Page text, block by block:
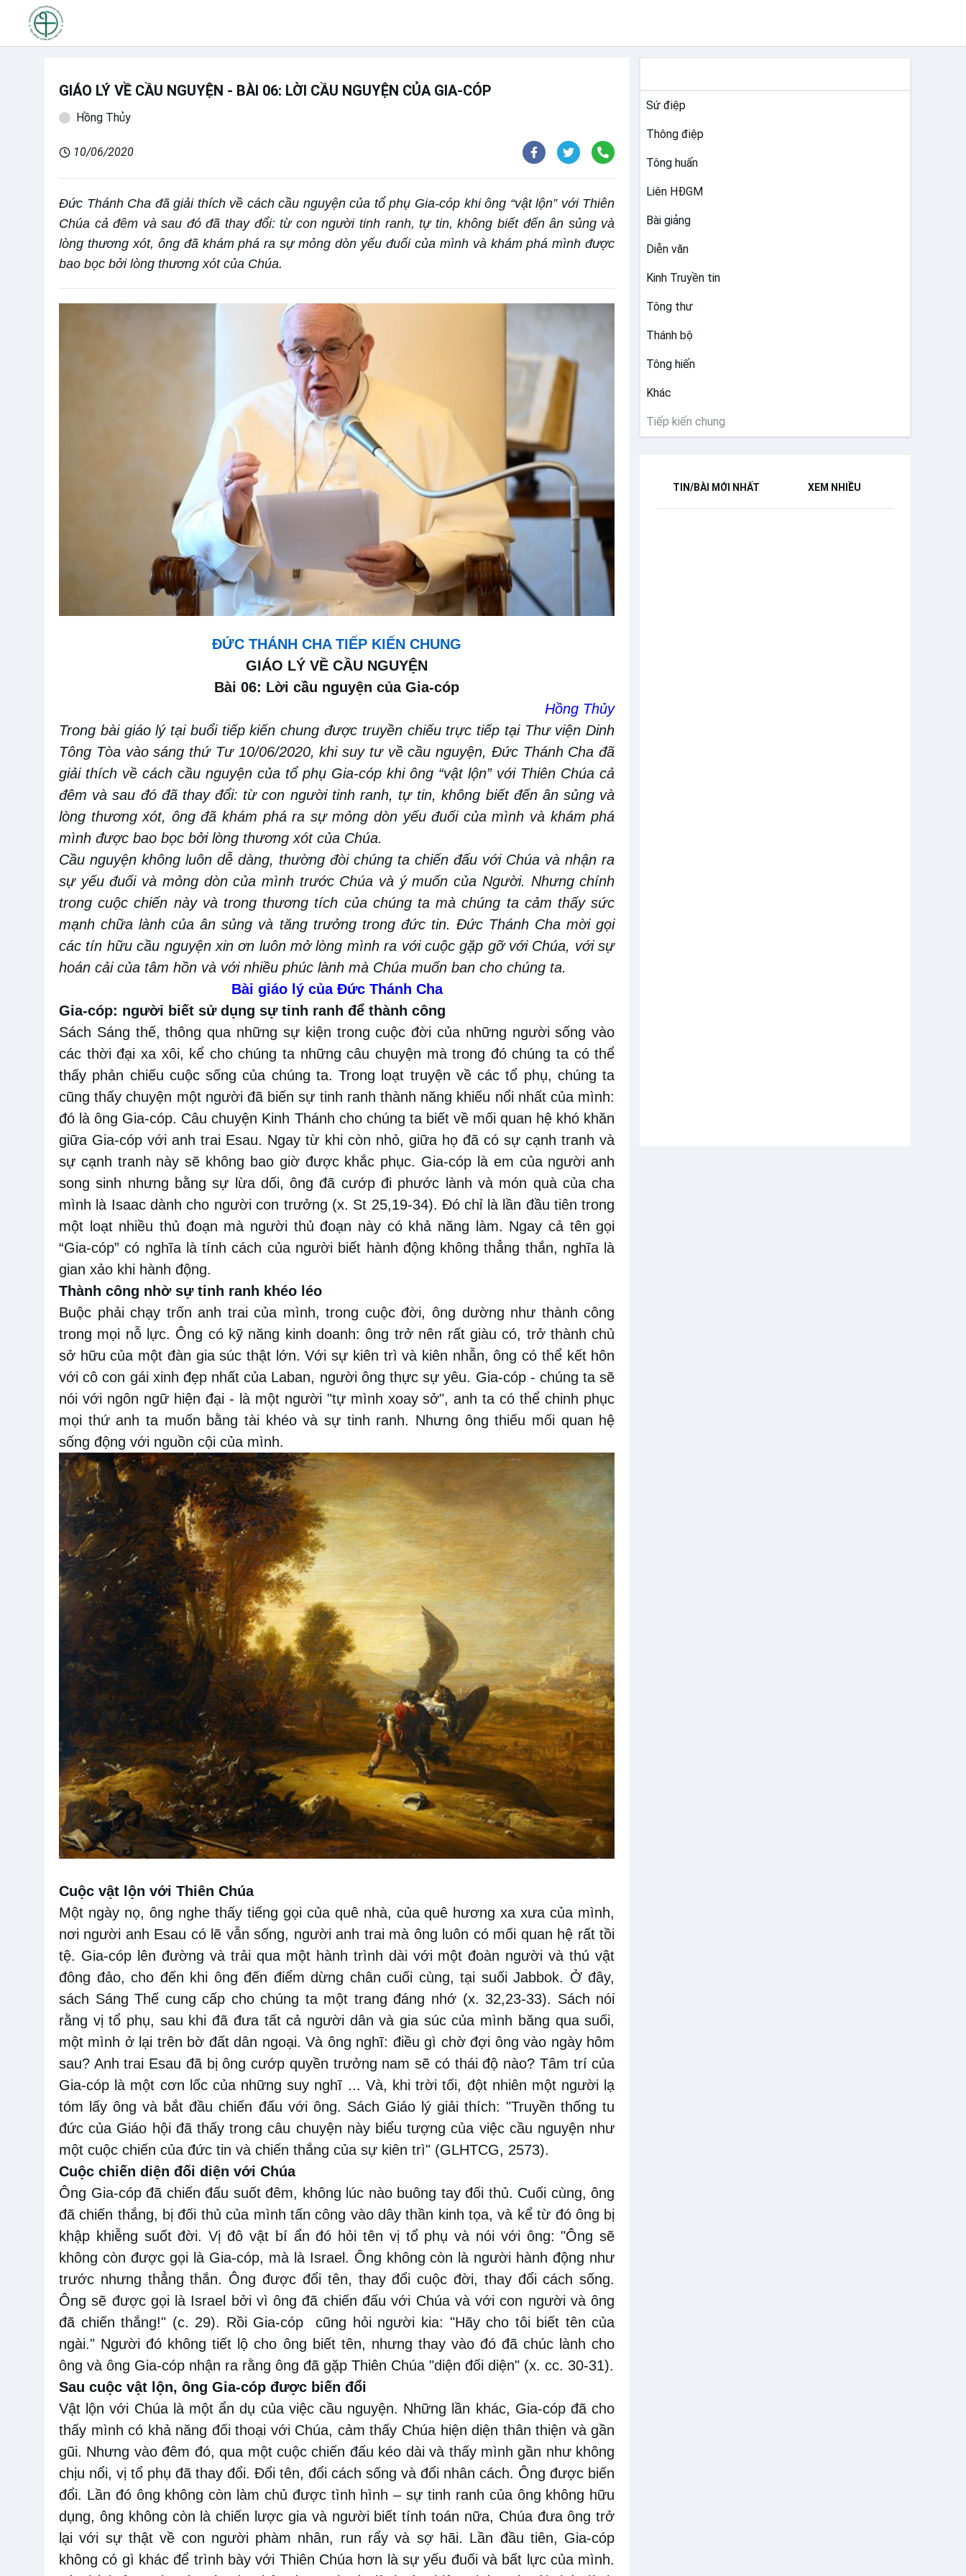
GIÁO LÝ VỀ CẦU NGUYỆN - BÀI 06: LỜI CẦU NGUYỆN CỦA GIA-CÓP
Hồng Thủy
10/06/2020
Đức Thánh Cha đã giải thích về cách cầu nguyện của tổ phụ Gia-cóp khi ông “vật lộn” với Thiên
Chúa cả đêm và sau đó đã thay đổi: từ con người tinh ranh, tự tin, không biết đến ân sủng và
lòng thương xót, ông đã khám phá ra sự mỏng dòn yếu đuối của mình và khám phá mình được
bao bọc bởi lòng thương xót của Chúa.
ĐỨC THÁNH CHA TIẾP KIẾN CHUNG
GIÁO LÝ VỀ CẦU NGUYỆN
Bài 06: Lời cầu nguyện của Gia-cóp
Hồng Thủy
Trong bài giáo lý tại buổi tiếp kiến chung được truyền chiếu trực tiếp tại Thư viện Dinh
Tông Tòa vào sáng thứ Tư 10/06/2020, khi suy tư về cầu nguyện, Đức Thánh Cha đã
giải thích về cách cầu nguyện của tổ phụ Gia-cóp khi ông “vật lộn” với Thiên Chúa cả
đêm và sau đó đã thay đổi: từ con người tinh ranh, tự tin, không biết đến ân sủng và
lòng thương xót, ông đã khám phá ra sự mỏng dòn yếu đuối của mình và khám phá
mình được bao bọc bởi lòng thương xót của Chúa.
Cầu nguyện không luôn dễ dàng, thường đòi chúng ta chiến đấu với Chúa và nhận ra
sự yếu đuối và mỏng dòn của mình trước Chúa và ý muốn của Người. Nhưng chính
trong cuộc chiến này và trong thương tích của chúng ta mà chúng ta cảm thấy sức
mạnh chữa lành của ân sủng và tăng trưởng trong đức tin. Đức Thánh Cha mời gọi
các tín hữu cầu nguyện xin ơn luôn mở lòng mình ra với cuộc gặp gỡ với Chúa, với sự
hoán cải của tâm hồn và với nhiều phúc lành mà Chúa muốn ban cho chúng ta.
Bài giáo lý của Đức Thánh Cha
Gia-cóp: người biết sử dụng sự tinh ranh để thành công
Sách Sáng thế, thông qua những sự kiện trong cuộc đời của những người sống vào
các thời đại xa xôi, kể cho chúng ta những câu chuyện mà trong đó chúng ta có thể
thấy phản chiếu cuộc sống của chúng ta. Trong loạt truyện về các tổ phụ, chúng ta
cũng thấy chuyện một người đã biến sự tinh ranh thành năng khiếu nổi nhất của mình:
đó là ông Gia-cóp. Câu chuyện Kinh Thánh cho chúng ta biết về mối quan hệ khó khăn
giữa Gia-cóp với anh trai Esau. Ngay từ khi còn nhỏ, giữa họ đã có sự cạnh tranh và
sự cạnh tranh này sẽ không bao giờ được khắc phục. Gia-cóp là em của người anh
song sinh nhưng bằng sự lừa dối, ông đã cướp đi phước lành và món quà của cha
mình là Isaac dành cho người con trưởng (x. St 25,19-34). Đó chỉ là lần đầu tiên trong
một loạt nhiều thủ đoạn mà người thủ đoạn này có khả năng làm. Ngay cả tên gọi
“Gia-cóp” có nghĩa là tính cách của người biết hành động không thẳng thắn, nghĩa là
gian xảo khi hành động.
Thành công nhờ sự tinh ranh khéo léo
Buộc phải chạy trốn anh trai của mình, trong cuộc đời, ông dường như thành công
trong mọi nỗ lực. Ông có kỹ năng kinh doanh: ông trở nên rất giàu có, trở thành chủ
sở hữu của một đàn gia súc thật lớn. Với sự kiên trì và kiên nhẫn, ông có thể kết hôn
với cô con gái xinh đẹp nhất của Laban, người ông thực sự yêu. Gia-cóp - chúng ta sẽ
nói với ngôn ngữ hiện đại - là một người "tự mình xoay sở", anh ta có thể chinh phục
mọi thứ anh ta muốn bằng tài khéo và sự tinh ranh. Nhưng ông thiếu mối quan hệ
sống động với nguồn cội của mình.
Cuộc vật lộn với Thiên Chúa
Một ngày nọ, ông nghe thấy tiếng gọi của quê nhà, của quê hương xa xưa của mình,
nơi người anh Esau có lẽ vẫn sống, người anh trai mà ông luôn có mối quan hệ rất tồi
tệ. Gia-cóp lên đường và trải qua một hành trình dài với một đoàn người và thú vật
đông đảo, cho đến khi ông đến điểm dừng chân cuối cùng, tại suối Jabbok. Ở đây,
sách Sáng Thế cung cấp cho chúng ta một trang đáng nhớ (x. 32,23-33). Sách nói
rằng vị tổ phụ, sau khi đã đưa tất cả người dân và gia súc của mình băng qua suối,
một mình ở lại trên bờ đất dân ngoại. Và ông nghĩ: điều gì chờ đợi ông vào ngày hôm
sau? Anh trai Esau đã bị ông cướp quyền trưởng nam sẽ có thái độ nào? Tâm trí của
Gia-cóp là một cơn lốc của những suy nghĩ ... Và, khi trời tối, đột nhiên một người lạ
tóm lấy ông và bắt đầu chiến đấu với ông. Sách Giáo lý giải thích: "Truyền thống tu
đức của Giáo hội đã thấy trong câu chuyện này biểu tượng của việc cầu nguyện như
một cuộc chiến của đức tin và chiến thắng của sự kiên trì" (GLHTCG, 2573).
Cuộc chiến diện đối diện với Chúa
Ông Gia-cóp đã chiến đấu suốt đêm, không lúc nào buông tay đối thủ. Cuối cùng, ông
đã chiến thắng, bị đối thủ của mình tấn công vào dây thần kinh tọa, và kể từ đó ông bị
khập khiễng suốt đời. Vị đô vật bí ẩn đó hỏi tên vị tổ phụ và nói với ông: "Ông sẽ
không còn được gọi là Gia-cóp, mà là Israel. Ông không còn là người hành động như
trước nhưng thẳng thắn. Ông được đổi tên, thay đổi cuộc đời, thay đổi cách sống.
Ông sẽ được gọi là Israel bởi vì ông đã chiến đấu với Chúa và với con người và ông
đã chiến thắng!" (c. 29). Rồi Gia-cóp cũng hỏi người kia: "Hãy cho tôi biết tên của
ngài." Người đó không tiết lộ cho ông biết tên, nhưng thay vào đó đã chúc lành cho
ông và ông Gia-cóp nhận ra rằng ông đã gặp Thiên Chúa "diện đối diện" (x. cc. 30-31).
Sau cuộc vật lộn, ông Gia-cóp được biến đổi
Vật lộn với Chúa là một ẩn dụ của việc cầu nguyện. Những lần khác, Gia-cóp đã cho
thấy mình có khả năng đối thoại với Chúa, cảm thấy Chúa hiện diện thân thiện và gần
gũi. Nhưng vào đêm đó, qua một cuộc chiến đấu kéo dài và thấy mình gần như không
chịu nổi, vị tổ phụ đã thay đổi. Đổi tên, đổi cách sống và đổi nhân cách. Ông được biến
đổi. Lần đó ông không còn làm chủ được tình hình – sự tinh ranh của ông không hữu
dụng, ông không còn là chiến lược gia và người biết tính toán nữa, Chúa đưa ông trở
lại với sự thật về con người phàm nhân, run rẩy và sợ hãi. Lần đầu tiên, Gia-cóp
không có gì khác để trình bày với Thiên Chúa hơn là sự yếu đuối và bất lực của mình.
Sứ điệp
Thông điệp
Tông huấn
Liên HĐGM
Bài giảng
Diễn văn
Kinh Truyền tin
Tông thư
Thánh bộ
Tông hiến
Khác
Tiếp kiến chung
TIN/BÀI MỚI NHẤT XEM NHIỀU